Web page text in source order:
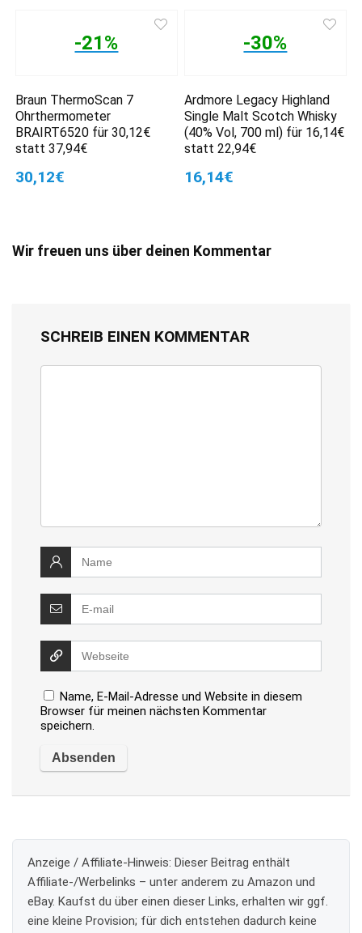
-21%
Braun ThermoScan 7
Ohrthermometer
BRAIRT6520 für 30,12€
statt 37,94€
30,12€
-30%
Ardmore Legacy Highland
Single Malt Scotch Whisky
(40% Vol, 700 ml) für 16,14€
statt 22,94€
16,14€
Wir freuen uns über deinen Kommentar
SCHREIB EINEN KOMMENTAR
Name, E-Mail-Adresse und Website in diesem
Browser für meinen nächsten Kommentar
speichern.
Anzeige / Affiliate-Hinweis: Dieser Beitrag enthält
Affiliate-/Werbelinks – unter anderem zu Amazon und
eBay. Kaufst du über einen dieser Links, erhalten wir ggf.
eine kleine Provision; für dich entstehen dadurch keine